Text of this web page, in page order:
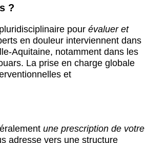
?
pour évaluer et
en douleur interviennent dans
Aquitaine, notamment dans les
La prise en charge globale
et
une prescription de votre
adresse vers une structure